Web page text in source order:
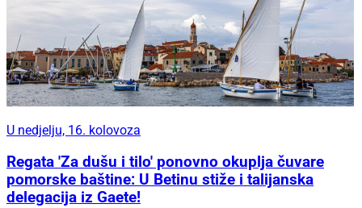
U nedjelju, 16. kolovoza
Regata 'Za dušu i tilo' ponovno okuplja čuvare
pomorske baštine: U Betinu stiže i talijanska
delegacija iz Gaete!